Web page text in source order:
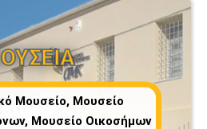
Μουσείο, Μουσείο
Μουσείο Οικοσήμων